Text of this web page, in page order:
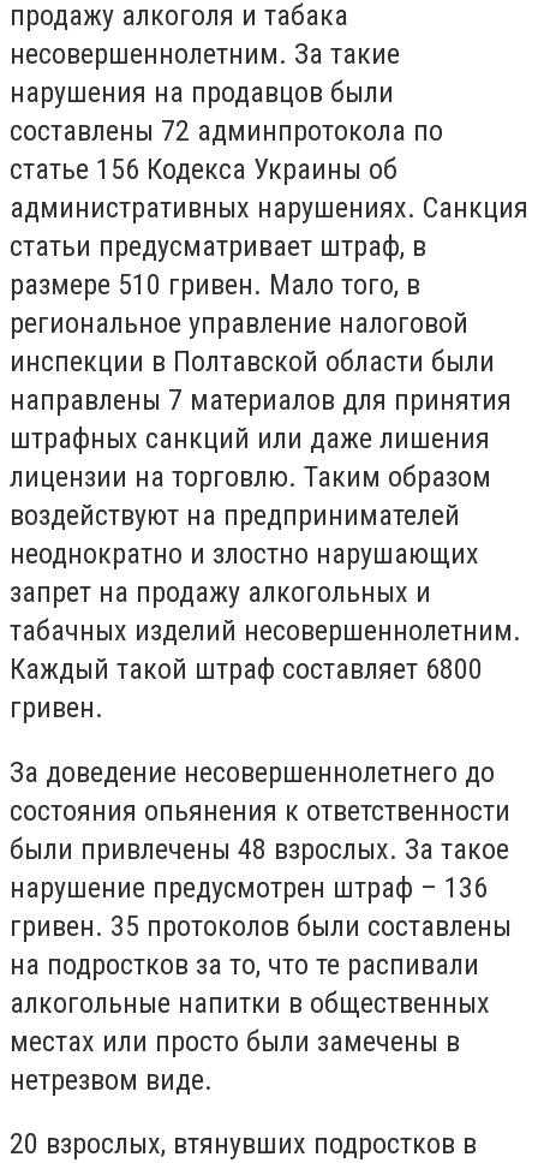
продажу алкоголя и табака
несовершеннолетним. За такие
нарушения на продавцов были
составлены 72 админпротокола по
статье 156 Кодекса Украины об
административных нарушениях. Санкция
статьи предусматривает штраф, в
размере 510 гривен. Мало того, в
региональное управление налоговой
инспекции в Полтавской области были
направлены 7 материалов для принятия
штрафных санкций или даже лишения
лицензии на торговлю. Таким образом
воздействуют на предпринимателей
неоднократно и злостно нарушающих
запрет на продажу алкогольных и
табачных изделий несовершеннолетним.
Каждый такой штраф составляет 6800
гривен.
За доведение несовершеннолетнего до
состояния опьянения к ответственности
были привлечены 48 взрослых. За такое
нарушение предусмотрен штраф – 136
гривен. 35 протоколов были составлены
на подростков за то, что те распивали
алкогольные напитки в общественных
местах или просто были замечены в
нетрезвом виде.
20 взрослых, втянувших подростков в